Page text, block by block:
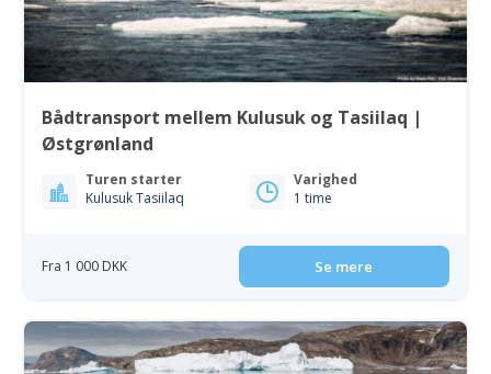
Bådtransport mellem Kulusuk og Tasiilaq |
Østgrønland
Turen starter
Kulusuk Tasiilaq
Varighed
1 time
Fra 1 000 DKK Se mere